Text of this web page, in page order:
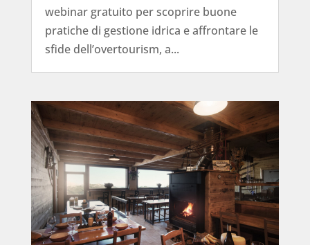
webinar gratuito per scoprire buone
pratiche di gestione idrica e affrontare le
sfide dell’overtourism, a...